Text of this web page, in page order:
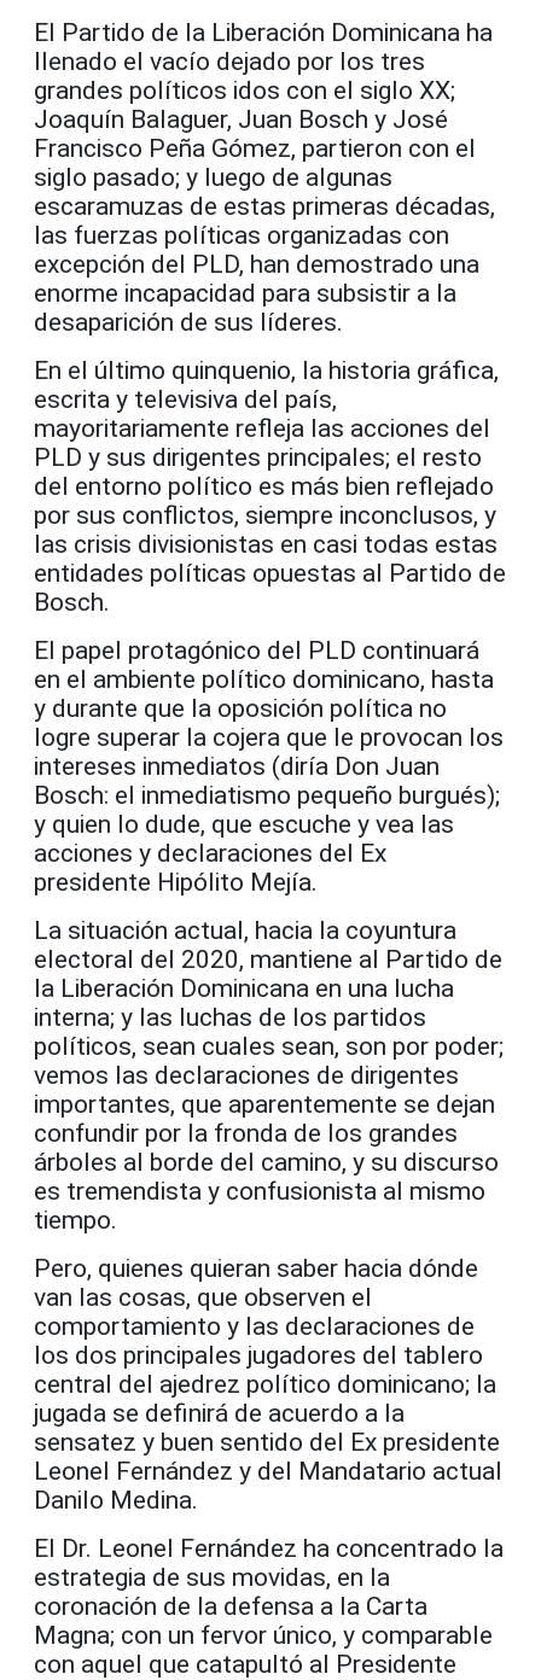
El Partido de la Liberación Dominicana ha
llenado el vacío dejado por los tres
grandes políticos idos con el siglo XX;
Joaquín Balaguer, Juan Bosch y José
Francisco Peña Gómez, partieron con el
siglo pasado; y luego de algunas
escaramuzas de estas primeras décadas,
las fuerzas políticas organizadas con
excepción del PLD, han demostrado una
enorme incapacidad para subsistir a la
desaparición de sus líderes.
En el último quinquenio, la historia gráfica,
escrita y televisiva del país,
mayoritariamente refleja las acciones del
PLD y sus dirigentes principales; el resto
del entorno político es más bien reflejado
por sus conflictos, siempre inconclusos, y
las crisis divisionistas en casi todas estas
entidades políticas opuestas al Partido de
Bosch.
El papel protagónico del PLD continuará
en el ambiente político dominicano, hasta
y durante que la oposición política no
logre superar la cojera que le provocan los
intereses inmediatos (diría Don Juan
Bosch: el inmediatismo pequeño burgués);
y quien lo dude, que escuche y vea las
acciones y declaraciones del Ex
presidente Hipólito Mejía.
La situación actual, hacia la coyuntura
electoral del 2020, mantiene al Partido de
la Liberación Dominicana en una lucha
interna; y las luchas de los partidos
políticos, sean cuales sean, son por poder;
vemos las declaraciones de dirigentes
importantes, que aparentemente se dejan
confundir por la fronda de los grandes
árboles al borde del camino, y su discurso
es tremendista y confusionista al mismo
tiempo.
Pero, quienes quieran saber hacia dónde
van las cosas, que observen el
comportamiento y las declaraciones de
los dos principales jugadores del tablero
central del ajedrez político dominicano; la
jugada se definirá de acuerdo a la
sensatez y buen sentido del Ex presidente
Leonel Fernández y del Mandatario actual
Danilo Medina.
El Dr. Leonel Fernández ha concentrado la
estrategia de sus movidas, en la
coronación de la defensa a la Carta
Magna; con un fervor único, y comparable
con aquel que catapultó al Presidente